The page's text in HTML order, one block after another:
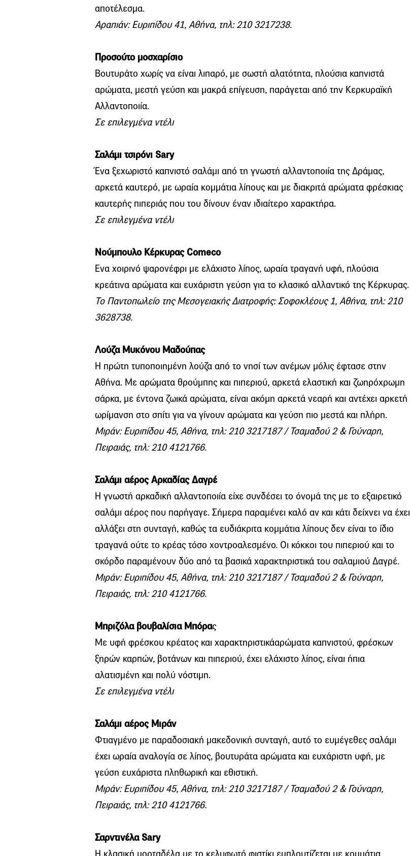
αποτέλεσμα.
Αραπιάν: Ευριπίδου 41, Αθήνα, τηλ: 210 3217238.
Προσούτο μοσχαρίσιο
Βουτυράτο χωρίς να είναι λιπαρό, με σωστή αλατότητα, πλούσια καπνιστά
αρώματα, μεστή γεύση και μακρά επίγευση, παράγεται από την Κερκυραϊκή
Αλλαντοποιία.
Σε επιλεγμένα ντέλι
Σαλάμι τσιρόνι Sary
Ένα ξεχωριστό καπνιστό σαλάμι από τη γνωστή αλλαντοποιία της Δράμας,
αρκετά καυτερό, με ωραία κομμάτια λίπους και με διακριτά αρώματα φρέσκιας
καυτερής πιπεριάς που του δίνουν έναν ιδιαίτερο χαρακτήρα.
Σε επιλεγμένα ντέλι
Νούμπουλο Κέρκυρας Comeco
Ενα χοιρινό ψαρονέφρι με ελάχιστο λίπος, ωραία τραγανή υφή, πλούσια
κρεάτινα αρώματα και ευχάριστη γεύση για το κλασικό αλλαντικό της Κέρκυρας.
Το Παντοπωλείο της Μεσογειακής Διατροφής: Σοφοκλέους 1, Αθήνα, τηλ: 210
3628738.
Λούζα Μυκόνου Μαδούπας
Η πρώτη τυποποιημένη λούζα από το νησί των ανέμων μόλις έφτασε στην
Αθήνα. Με αρώματα θρούμπης και πιπεριού, αρκετά ελαστική και ζωηρόχρωμη
σάρκα, με έντονα ζωικά αρώματα, είναι ακόμη αρκετά νεαρή και αντέχει αρκετή
ωρίμανση στο σπίτι για να γίνουν αρώματα και γεύση πιο μεστά και πλήρη.
Μιράν: Ευριπίδου 45, Αθήνα, τηλ: 210 3217187 / Τσαμαδού 2 & Γούναρη,
Πειραιάς, τηλ: 210 4121766.
Σαλάμι αέρος Αρκαδίας Δαγρέ
Η γνωστή αρκαδική αλλαντοποιία είχε συνδέσει το όνομά της με το εξαιρετικό
σαλάμι αέρος που παρήγαγε. Σήμερα παραμένει καλό αν και κάτι δείχνει να έχει
αλλάξει στη συνταγή, καθώς τα ευδιάκριτα κομμάτια λίπους δεν είναι το ίδιο
τραγανά ούτε το κρέας τόσο χοντροαλεσμένο. Οι κόκκοι του πιπεριού και το
σκόρδο παραμένουν δύο από τα βασικά χαρακτηριστικά του σαλαμιού Δαγρέ.
Μιράν: Ευριπίδου 45, Αθήνα, τηλ: 210 3217187 / Τσαμαδού 2 & Γούναρη,
Πειραιάς, τηλ: 210 4121766.
Μπριζόλα βουβαλίσια Μπόρας
Με υφή φρέσκου κρέατος και χαρακτηριστικάαρώματα καπνιστού, φρέσκων
ξηρών καρπών, βοτάνων και πιπεριού, έχει ελάχιστο λίπος, είναι ήπια
αλατισμένη και πολύ νόστιμη.
Σε επιλεγμένα ντέλι
Σαλάμι αέρος Μιράν
Φτιαγμένο με παραδοσιακή μακεδονική συνταγή, αυτό το ευμέγεθες σαλάμι
έχει ωραία αναλογία σε λίπος, βουτυράτα αρώματα και ευχάριστη υφή, με
γεύση ευχάριστα πληθωρική και εθιστική.
Μιράν: Ευριπίδου 45, Αθήνα, τηλ: 210 3217187 / Τσαμαδού 2 & Γούναρη,
Πειραιάς, τηλ: 210 4121766.
Σαρντινέλα Sary